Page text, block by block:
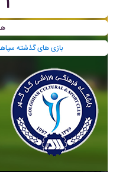
بازی های گذشته